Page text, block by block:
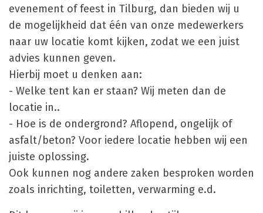
evenement of feest in Tilburg, dan bieden wij u
de mogelijkheid dat één van onze medewerkers
naar uw locatie komt kijken, zodat we een juist
advies kunnen geven.
Hierbij moet u denken aan:
- Welke tent kan er staan? Wij meten dan de
locatie in..
- Hoe is de ondergrond? Aflopend, ongelijk of
asfalt/beton? Voor iedere locatie hebben wij een
juiste oplossing.
Ook kunnen nog andere zaken besproken worden
zoals inrichting, toiletten, verwarming e.d.